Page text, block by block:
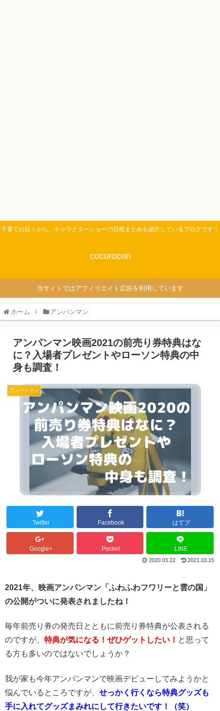
子育ての日々から、キャラクターショーの日程まとめを紹介しているブログです！
cocorocon
当サイトではアフィリエイト広告を利用しています
ホーム アンパンマン
アンパンマン映画2021の前売り券特典はな
に？入場者プレゼントやローソン特典の中
身も調査！
アンパンマン
Twitter Facebook はてブ
Google+ Pocket LINE
2020.03.22 2021.03.15
2021年、映画アンパンマン「ふわふわフワリーと雲の国」
の公開がついに発表されましたね！
毎年前売り券の発売日とともに前売り券特典が公表される
のですが、 特典が気になる！ぜひゲットしたい！ と思って
る方も多いのではないでしょうか？
我が家も今年アンパンマンで映画デビューしてみようかと
悩んでいるところですが、 せっかく行くなら特典グッズも
手に入れてグッズまみれにして行きたいです！（笑）